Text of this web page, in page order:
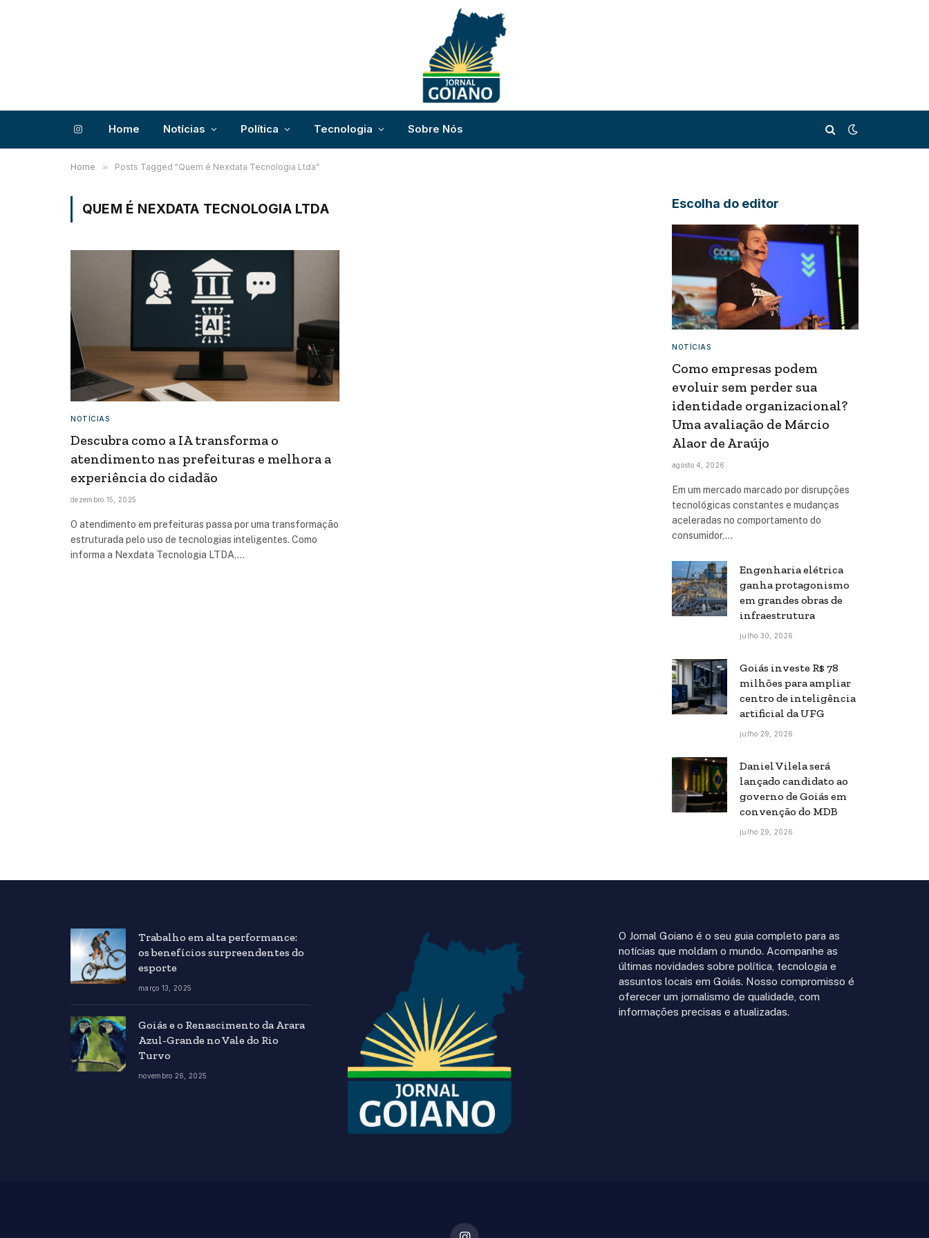
InstagramHome Notícias Política Tecnologia Sobre Nós
Home » Posts Tagged "Quem é Nexdata Tecnologia Ltda"
QUEM É NEXDATA TECNOLOGIA LTDA
NOTÍCIAS
Descubra como a IA transforma o
atendimento nas prefeituras e melhora a
experiência do cidadão
dezembro 15, 2025
O atendimento em prefeituras passa por uma transformação
estruturada pelo uso de tecnologias inteligentes. Como
informa a Nexdata Tecnologia LTDA,…
Escolha do editor
NOTÍCIAS
Como empresas podem
evoluir sem perder sua
identidade organizacional?
Uma avaliação de Márcio
Alaor de Araújo
agosto 4, 2026
Em um mercado marcado por disrupções
tecnológicas constantes e mudanças
aceleradas no comportamento do
consumidor,…
Engenharia elétrica
ganha protagonismo
em grandes obras de
infraestrutura
julho 30, 2026
Goiás investe R$ 78
milhões para ampliar
centro de inteligência
artificial da UFG
julho 29, 2026
Daniel Vilela será
lançado candidato ao
governo de Goiás em
convenção do MDB
julho 29, 2026
Trabalho em alta performance:
os benefícios surpreendentes do
esporte
março 13, 2025
Goiás e o Renascimento da Arara
Azul-Grande no Vale do Rio
Turvo
novembro 26, 2025
O Jornal Goiano é o seu guia completo para as
notícias que moldam o mundo. Acompanhe as
últimas novidades sobre política, tecnologia e
assuntos locais em Goiás. Nosso compromisso é
oferecer um jornalismo de qualidade, com
informações precisas e atualizadas.